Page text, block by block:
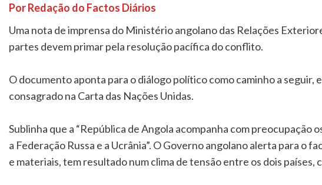
Por Redação do Factos Diários
Uma nota de imprensa do Ministério angolano das Relações
partes devem primar pela resolução pacífica do conflito.
O documento aponta para o diálogo político como caminho a
consagrado na Carta das Nações Unidas.
Sublinha que a “República de Angola acompanha com
a Federação Russa e a Ucrânia”. O Governo angolano alerta para o
e materiais, tem resultado num clima de tensão entre os dois